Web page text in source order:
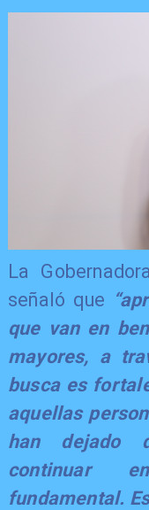
La
señaló que
que van en
mayores, a
busca es
aquellas
han dejado
continuar
fundamental.